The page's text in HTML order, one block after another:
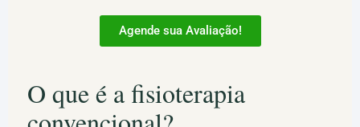
Agende sua Avaliação!
O que é a fisioterapia